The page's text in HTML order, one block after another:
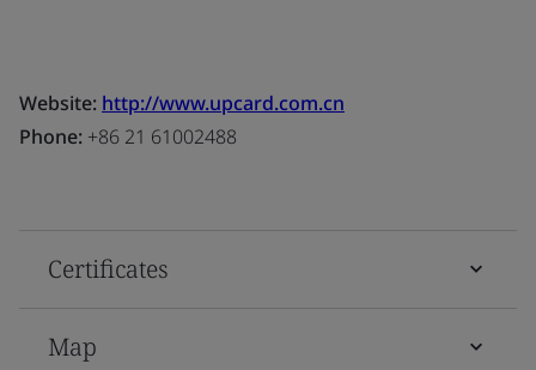
Website: http://www.upcard.com.cn
Phone: +86 21 61002488
Certificates
Map